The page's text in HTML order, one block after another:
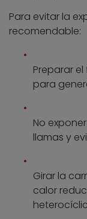
Para evitar la
recomendable:
Preparar
para
No
llamas y
Girar la
calor